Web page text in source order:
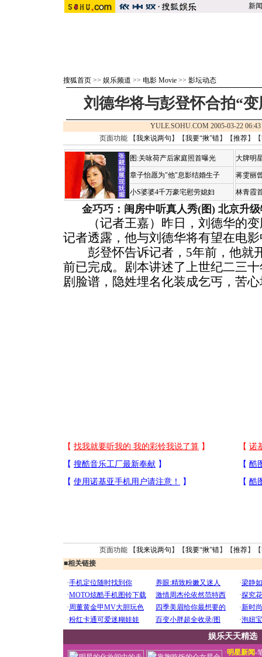
新闻
搜狐首页>> 娱乐频道 >> 电影 Movie>> 影坛动态
刘德华将与彭登怀合拍“
YULE.SOHU.COM 2005-03-22
页面功能 【我来说两句 】【我要“揪”错】【推荐】
图:关咏荷产后家庭照首曝光
章子怡愿为"他"息影结婚生子
小S婆婆4千万豪宅慰劳媳妇
大牌明
蒋雯丽
林青霞
金巧巧：闺房中听真人秀(图) 北京升
（记者王嘉）昨日，刘德华的变
记者透露，他与刘德华将有望在电
彭登怀告诉记者，5年前，他就
前已完成。剧本讲述了上世纪二三
剧脸谱，隐姓埋名化装成乞丐，苦
页面功能 【我来说两句 】【我要“揪”错】【推荐】
■相关链接
娱乐天天精选
·明星新闻-